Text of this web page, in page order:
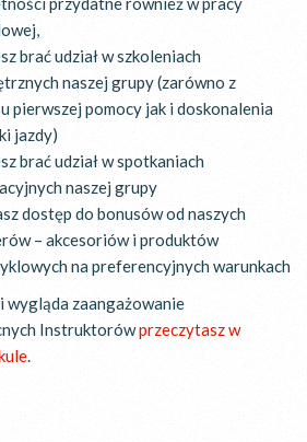
brać udział w szkoleniach
naszej grupy (zarówno z
pierwszej pomocy jak i doskonalenia
jazdy)
brać udział w spotkaniach
naszej grupy
dostęp do bonusów od naszych
– akcesoriów i produktów
na preferencyjnych warunkach
wygląda zaangażowanie
Instruktorówprzeczytasz w